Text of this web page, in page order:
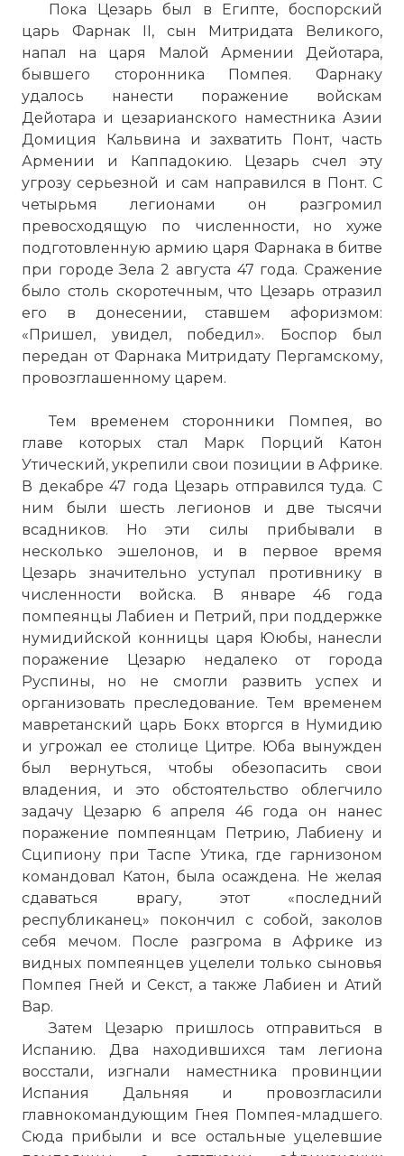
Пока Цезарь был в Египте, боспорский
царь Фарнак II, сын Митридата Великого,
напал на царя Малой Армении Дейотара,
бывшего сторонника Помпея. Фарнаку
удалось нанести поражение войскам
Дейотара и цезарианского наместника Азии
Домиция Кальвина и захватить Понт, часть
Армении и Каппадокию. Цезарь счел эту
угрозу серьезной и сам направился в Понт. С
четырьмя легионами он разгромил
превосходящую по численности, но хуже
подготовленную армию царя Фарнака в битве
при городе Зела 2 августа 47 года. Сражение
было столь скоротечным, что Цезарь отразил
его в донесении, ставшем афоризмом:
«Пришел, увидел, победил». Боспор был
передан от Фарнака Митридату Пергамскому,
провозглашенному царем.
Тем временем сторонники Помпея, во
главе которых стал Марк Порций Катон
Утический, укрепили свои позиции в Африке.
В декабре 47 года Цезарь отправился туда. С
ним были шесть легионов и две тысячи
всадников. Но эти силы прибывали в
несколько эшелонов, и в первое время
Цезарь значительно уступал противнику в
численности войска. В январе 46 года
помпеянцы Лабиен и Петрий, при поддержке
нумидийской конницы царя Ююбы, нанесли
поражение Цезарю недалеко от города
Руспины, но не смогли развить успех и
организовать преследование. Тем временем
мавретанский царь Бокх вторгся в Нумидию
и угрожал ее столице Цитре. Юба вынужден
был вернуться, чтобы обезопасить свои
владения, и это обстоятельство облегчило
задачу Цезарю 6 апреля 46 года он нанес
поражение помпеянцам Петрию, Лабиену и
Сципиону при Таспе Утика, где гарнизоном
командовал Катон, была осаждена. Не желая
сдаваться врагу, этот «последний
республиканец» покончил с собой, заколов
себя мечом. После разгрома в Африке из
видных помпеянцев уцелели только сыновья
Помпея Гней и Секст, а также Лабиен и Атий
Вар.
Затем Цезарю пришлось отправиться в
Испанию. Два находившихся там легиона
восстали, изгнали наместника провинции
Испания Дальняя и провозгласили
главнокомандующим Гнея Помпея-младшего.
Сюда прибыли и все остальные уцелевшие